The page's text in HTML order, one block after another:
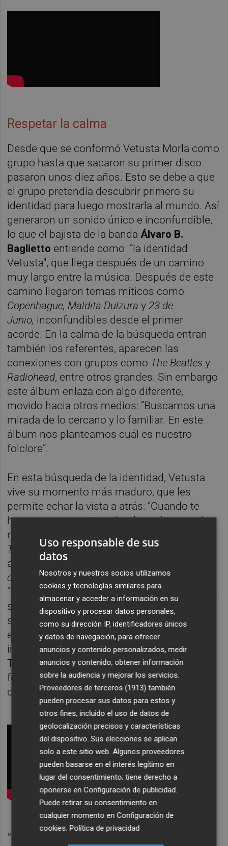
Respetar la calma
Desde que se conformó Vetusta Morla como
grupo hasta que sacaron su primer disco
pasaron unos diez años. Esto se debe a que
el grupo pretendía descubrir primero su
identidad para luego mostrarla al mundo. Así
generaron un sonido único e inconfundible,
lo que el bajista de la bandaÁlvaro B.
Baglietto entiende como “la identidad
Vetusta", que llega después de un camino
muy largo entre la música. Después de este
camino llegaron temas míticos como
Copenhague, Maldita Dulzuray23 de
Junio, inconfundibles desde el primer
acorde. En la calma de la búsqueda entran
también los referentes, aparecen las
conexiones con grupos como The Beatlesy
Radiohead, entre otros grandes. Sin embargo
este álbum enlaza con algo diferente,
movido hacia otros medios: “Buscamos una
mirada de lo cercano y lo familiar. En este
álbum nos planteamos cuál es nuestro
folclore”.
En esta búsqueda de la identidad, Vetusta
vive su momento más maduro, que les
permite echar la vista a atrás: “Cuando te
haces una pregunta sobre los orígenes y las
raíces surge esta conexión con el
Tierra
”. Esto da resultado en un disco que se
acerca a la base de todo, haciendo un
cocktailentre la música de fuera y la propia:
“Desde pequeños nos hemos acercado a los
sonidos de aquí, la música tradicional. No
solo flamenco, sino coplas y boleros”, esto
en el álbum se ve cruzado con nuevas
influencias sonoras y sonidos sintetizados.
Timbres y ritmos adaptados de todos los
folclores conocidos, en un disco que bebe
de “lo viejo lo nuevo, lo lejano y lo cercano”
"El guiño que esconde la llave"
Uso responsable de sus
datos
Nosotros y nuestros socios utilizamos
cookies y tecnologías similares para
almacenar y acceder a información en su
dispositivo y procesar datos personales,
como su dirección IP, identificadores únicos
y datos de navegación, para ofrecer
anuncios y contenido personalizados, medir
anuncios y contenido, obtener información
sobre la audiencia y mejorar los servicios.
Proveedores de terceros (1913) también
pueden procesar sus datos para estos y
otros fines, incluido el uso de datos de
geolocalización precisos y características
del dispositivo. Sus elecciones se aplican
solo a este sitio web. Algunos proveedores
pueden basarse en el interés legítimo en
lugar del consentimiento; tiene derecho a
oponerse enConfiguración de publicidad
Puede retirar su consentimiento en
cualquier momento enConfiguración de
cookies .Política de privacidad